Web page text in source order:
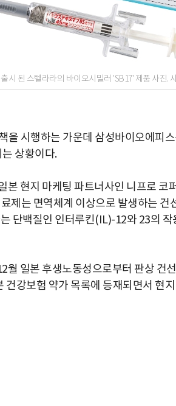
시 된 스텔라라의 바이오시밀러 'SB17' 제품 사진.
을 시행하는 가운데 삼성바이오에피
상황이다.
본 현지 마케팅 파트너사인 니프로 코
제는 면역체계 이상으로 발생하는
단백질인 인터루킨(IL)-12와 23의
월 일본 후생노동성으로부터 판상 건
건강보험 약가 목록에 등재되면서 현